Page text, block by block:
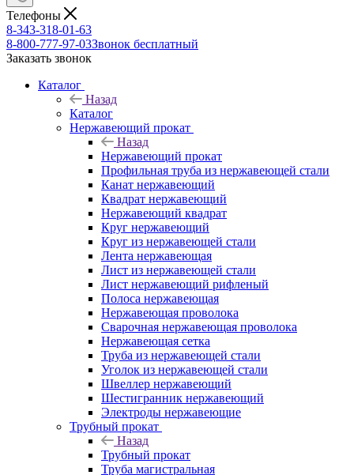
Телефоны
8-343-318-01-63
8-800-777-97-03Звонок бесплатный
Заказать звонок
Каталог
Назад
Каталог
Нержавеющий прокат
Назад
Нержавеющий прокат
Профильная труба из нержавеющей стали
Канат нержавеющий
Квадрат нержавеющий
Нержавеющий квадрат
Круг нержавеющий
Круг из нержавеющей стали
Лента нержавеющая
Лист из нержавеющей стали
Лист нержавеющий рифленый
Полоса нержавеющая
Нержавеющая проволока
Сварочная нержавеющая проволока
Нержавеющая сетка
Труба из нержавеющей стали
Уголок из нержавеющей стали
Швеллер нержавеющий
Шестигранник нержавеющий
Электроды нержавеющие
Трубный прокат
Назад
Трубный прокат
Труба магистральная